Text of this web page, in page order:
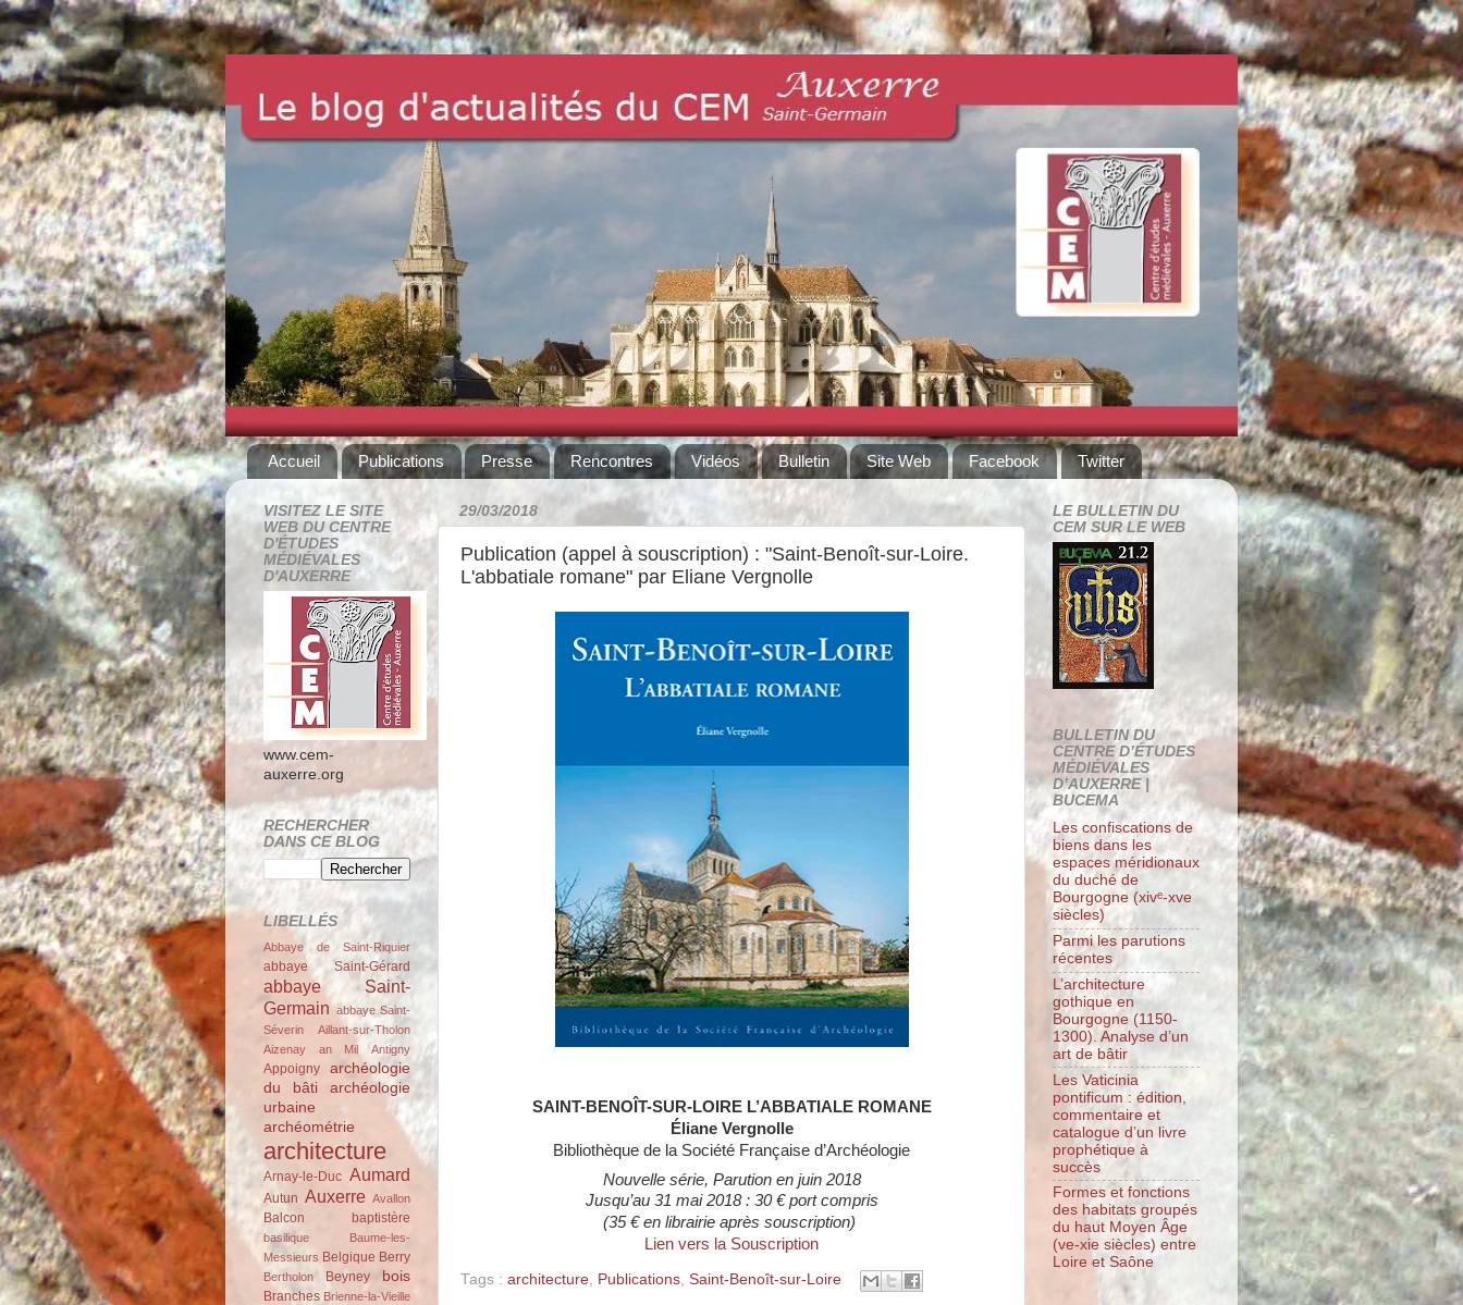
Accueil Publications Presse Rencontres Vidéos Bulletin Site Web Facebook Twitter
29/03/2018
Publication (appel à souscription) : "Saint-Benoît-sur-Loire.
L'abbatiale romane" par Eliane Vergnolle
SAINT-BENOÎT-SUR-LOIRE L’ABBATIALE ROMANE
Éliane Vergnolle
Bibliothèque de la Société Française d’Archéologie
Nouvelle série, Parution en juin 2018
Jusqu’au 31 mai 2018 : 30 € port compris
(35 € en librairie après souscription)
Lien vers la Souscription
Tags : architecture Publications Saint-Benoît-sur-Loire
VISITEZ LE SITE
WEB DU CENTRE
D'ÉTUDES
MÉDIÉVALES
D'AUXERRE
www.cem-
auxerre.org
RECHERCHER
DANS CE BLOG
LIBELLÉS
Abbaye de Saint-Riquier
abbaye Saint-Gérard
abbaye Saint-
Germain abbaye Saint-
Séverin
Aillant-sur-Tholon
Aizenay
an Mil Antigny
Appoigny
archéologie
du bâti
archéologie
urbaine
archéométrie
architecture
Arnay-le-Duc Aumard
Autun Auxerre Avallon
Balcon baptistère
basilique
Baume-les-
Messieurs Belgique Berry
Bertholon Beyney bois
Branches Brienne-la-Vieille
LE BULLETIN DU
CEM SUR LE WEB
BULLETIN DU
CENTRE D’ÉTUDES
MÉDIÉVALES
D’AUXERRE |
BUCEMA
Les confiscations de
biens dans les
espaces méridionaux
du duché de
Bourgogne (xivᵉ-xve
siècles)
Parmi les parutions
récentes
L’architecture
gothique en
Bourgogne (1150-
1300). Analyse d’un
art de bâtir
Les Vaticinia
pontificum : édition,
commentaire et
catalogue d’un livre
prophétique à
succès
Formes et fonctions
des habitats groupés
du haut Moyen Âge
(ve-xie siècles) entre
Loire et Saône